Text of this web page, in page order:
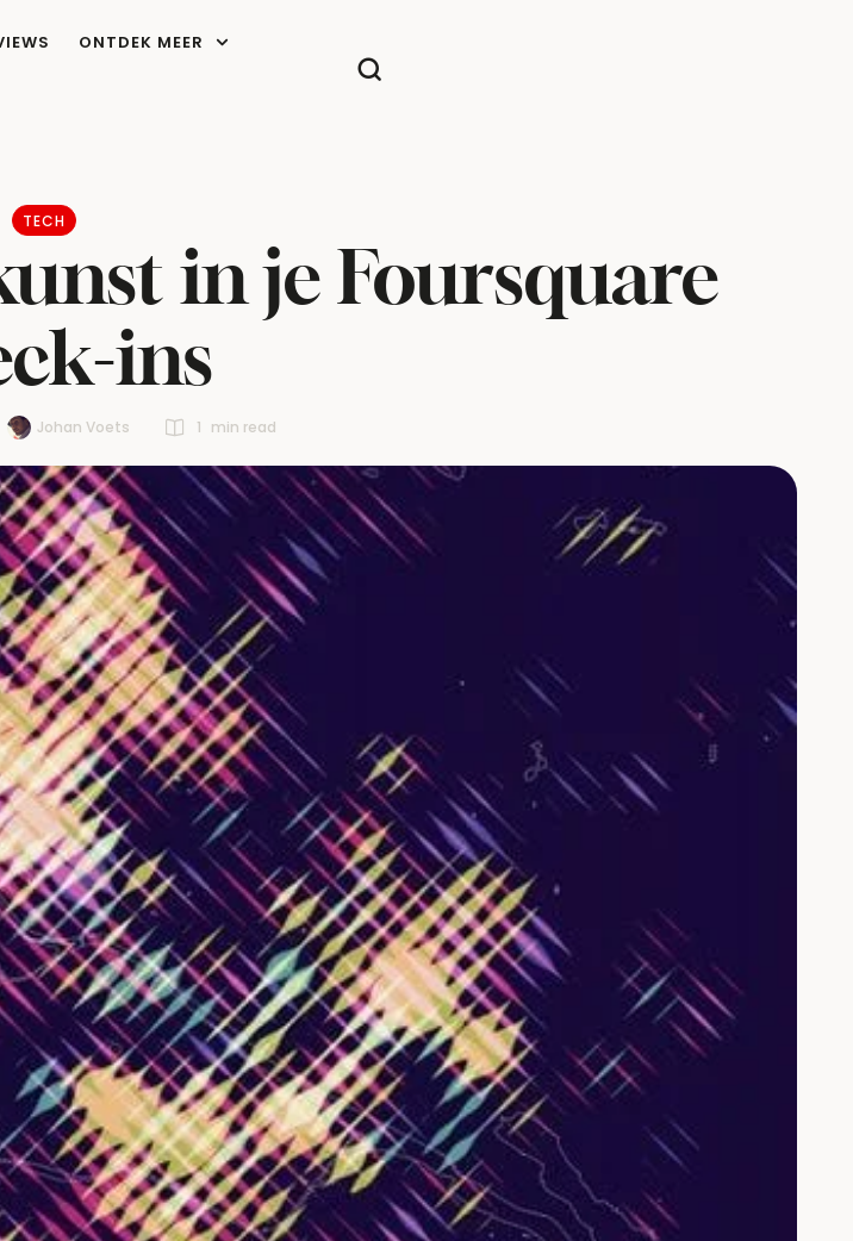
ONTDEK MEER
TECH
in je Foursquare
ins
Johan Voets 1 min read